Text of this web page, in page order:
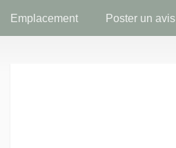
Emplacement Poster un avis